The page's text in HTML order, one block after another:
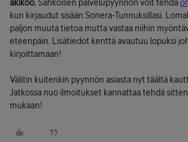
akikoo, Sähköisen palvelupyynnön voit tehdä
kun kirjaudut sisään Sonera-Tunnuksillasi.
paljon muuta tietoa mutta vastaa niihin
eteenpäin. Lisätiedot kenttä avautuu lopuksi
kirjoittamaan!
Välitin kuitenkin pyynnön asiasta nyt täältä
Jatkossa nuo ilmoitukset kannattaa tehdä
mukaan!